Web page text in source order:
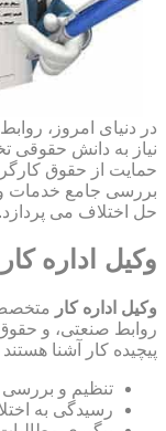
در دنیای امروز،
نیاز به دانش حقوقی
حمایت از حقوق
بررسی جامع خدمات
حل اختلاف می پردازد.
وکیل اداره
وکیل اداره کار
روابط صنعتی، و
پیچیده کار آشنا
تنظیم و بررسی
رسیدگی به